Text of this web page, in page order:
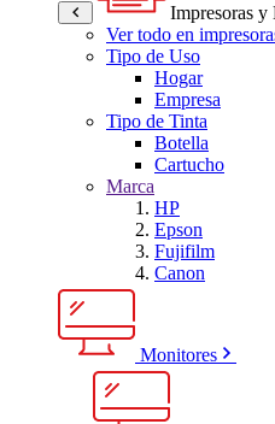
Impresoras
Ver todo en
Tipo de Uso
Hogar
Empresa
Tipo de Tinta
Botella
Cartucho
Marca
HP
Epson
Fujifilm
Canon
Monitores